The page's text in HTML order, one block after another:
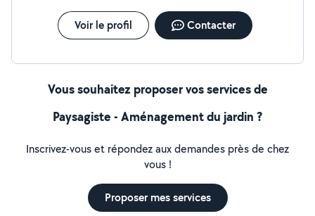
Voir le profil Contacter
Vous souhaitez proposer vos services de
Paysagiste - Aménagement du jardin ?
Inscrivez-vous et répondez aux demandes près de chez
vous !
Proposer mes services